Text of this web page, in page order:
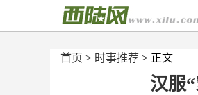
首页 > 时事推荐 > 正文
汉服